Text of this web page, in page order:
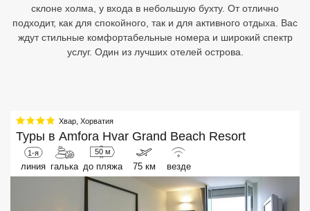
склоне холма, у входа в небольшую бухту. От отлично
подходит, как для спокойного, так и для активного отдыха. Вас
ждут стильные комфортабельные номера и широкий спектр
услуг. Один из лучших отелей острова.
Хвар Хорватия
Туры в Amfora Hvar Grand Beach Resort
1-я
линия галька
50 м
до пляжа 75 км везде
Бали
Вьетнам
Южный Гоа
Занзибар